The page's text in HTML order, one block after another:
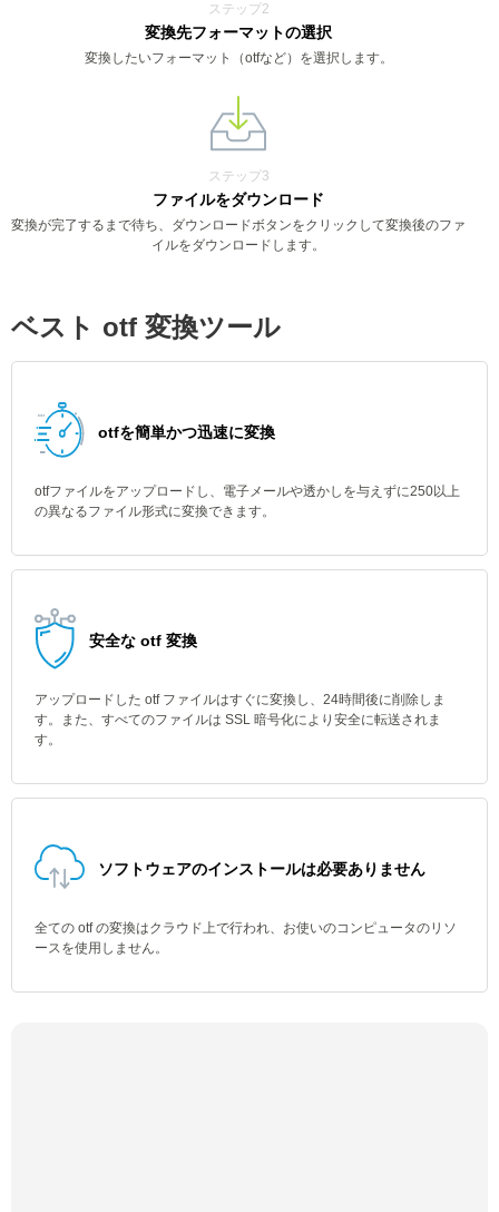
ステップ2
変換先フォーマットの選択
変換したいフォーマット（otfなど）を選択します。
ステップ3
ファイルをダウンロード
変換が完了するまで待ち、ダウンロードボタンをクリックして変換後のファ
イルをダウンロードします。
ベスト otf 変換ツール
otfを簡単かつ迅速に変換
otfファイルをアップロードし、電子メールや透かしを与えずに250以上
の異なるファイル形式に変換できます。
安全な otf 変換
アップロードした otf ファイルはすぐに変換し、24時間後に削除しま
す。また、すべてのファイルは SSL 暗号化により安全に転送されま
す。
ソフトウェアのインストールは必要ありません
全ての otf の変換はクラウド上で行われ、お使いのコンピュータのリソ
ースを使用しません。